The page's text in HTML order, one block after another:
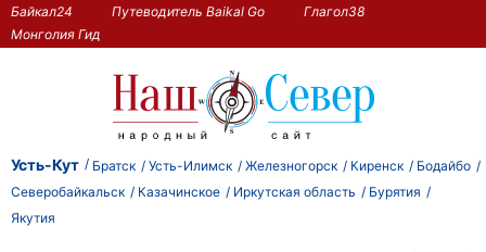
Байкал24 Путеводитель Baikal Go
Глагол38
Монголия Гид
Усть-Кут Братск Усть-Илимск Железногорск Киренск
Бодайбо
Северобайкальск
Казачинское Иркутская область
Бурятия
Якутия